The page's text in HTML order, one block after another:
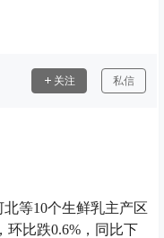
关注 私信
等10个生鲜乳主产区
环比跌0.6%，同比下